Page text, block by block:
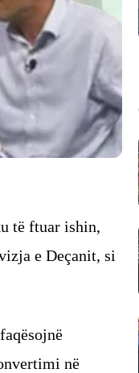
të ftuar ishin,
e Deçanit, si
në